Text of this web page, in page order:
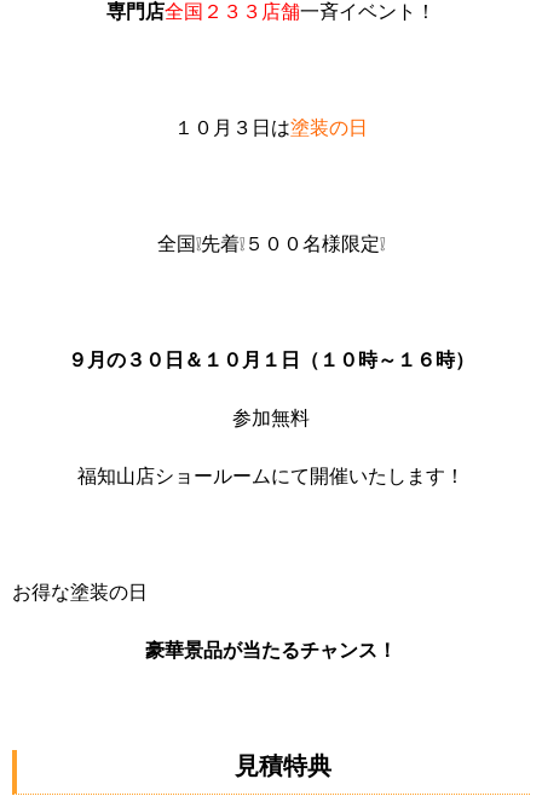
専門店全国２３３店舗一斉イベント！
１０月３日は塗装の日
全国❕先着❕５００名様限定❕
９月の３０日＆１０月１日（１０時～１６時）
参加無料
福知山店ショールームにて開催いたします！
お得な塗装の日
豪華景品が当たるチャンス！
見積特典